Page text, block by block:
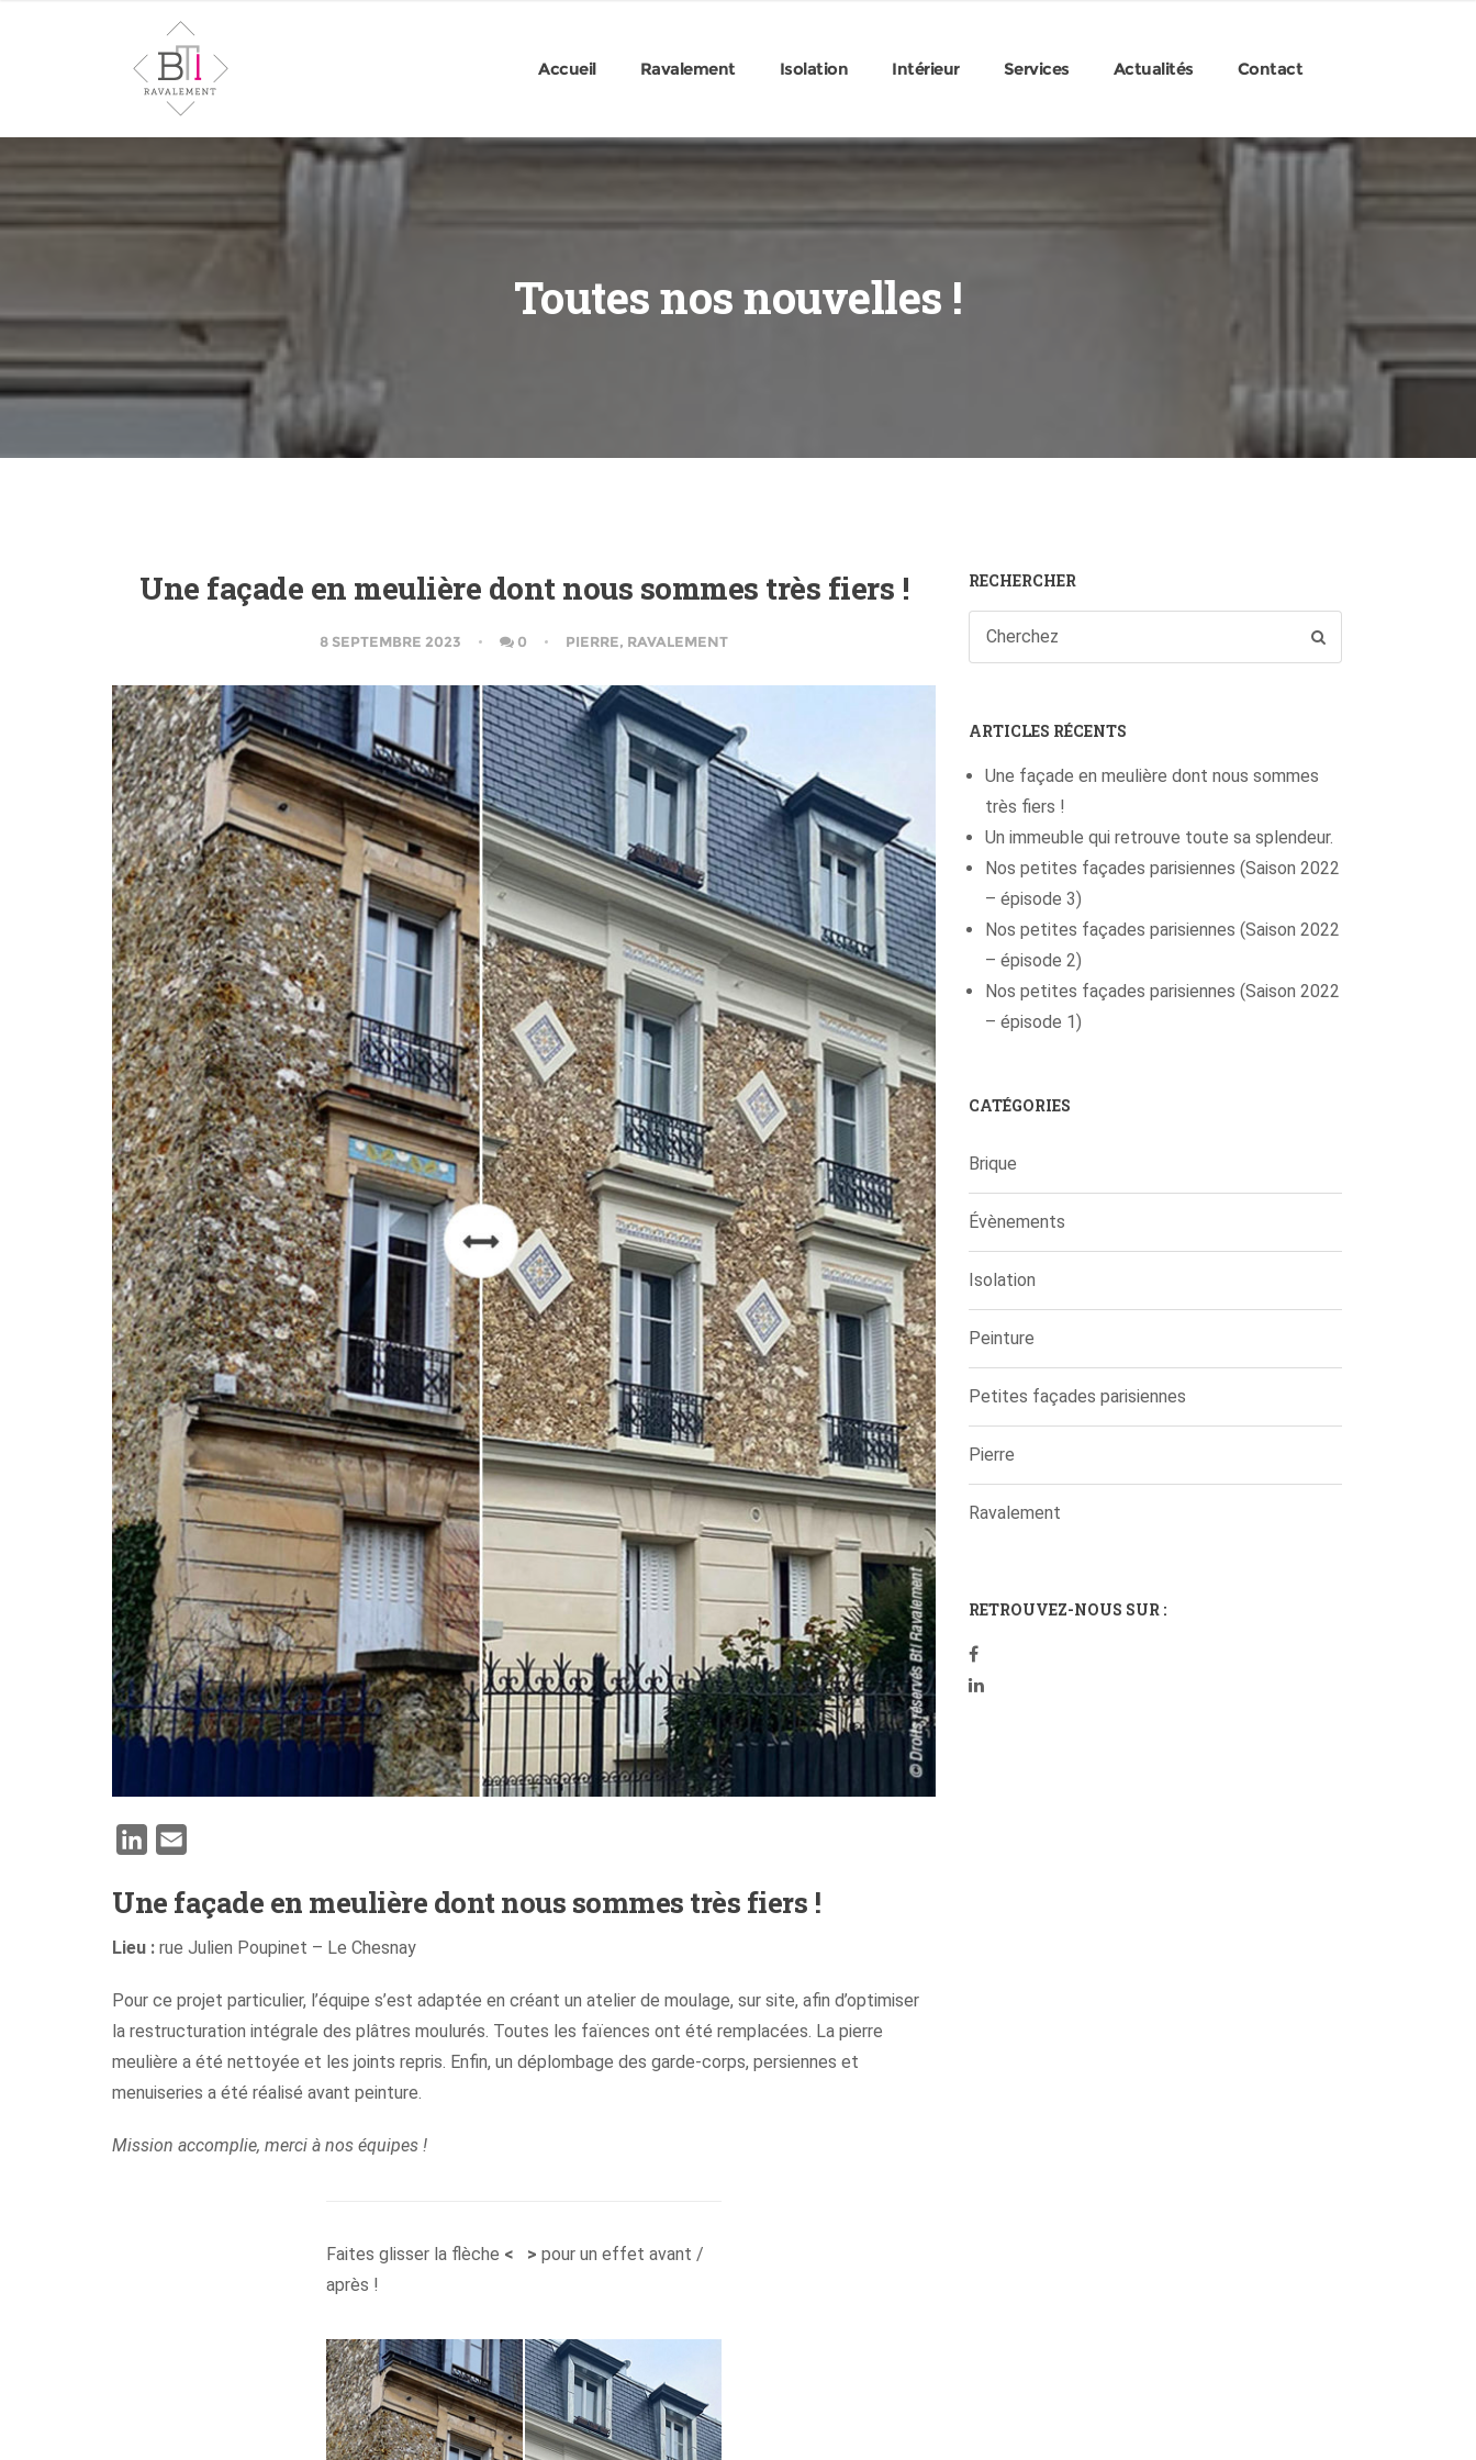
Accueil Ravalement Isolation Intérieur Services Actualités Contact
Toutes nos nouvelles !
Une façade en meulière dont nous sommes très fiers !
8 SEPTEMBRE 2023 0 PIERRE, RAVALEMENT
LinkedIn
Une façade en meulière dont nous sommes très fiers !
Lieu : rue Julien Poupinet – Le Chesnay
Pour ce projet particulier, l’équipe s’est adaptée en créant un atelier de moulage, sur site, afin d’optimiser
la restructuration intégrale des plâtres moulurés. Toutes les faïences ont été remplacées. La pierre
meulière a été nettoyée et les joints repris. Enfin, un déplombage des garde-corps, persiennes et
menuiseries a été réalisé avant peinture.
Mission accomplie, merci à nos équipes !
Faites glisser la flèche < > pour un effet avant /
après !
RECHERCHER
ARTICLES RÉCENTS
Une façade en meulière dont nous sommes
très fiers !
Un immeuble qui retrouve toute sa splendeur.
Nos petites façades parisiennes (Saison 2022
– épisode 3)
Nos petites façades parisiennes (Saison 2022
– épisode 2)
Nos petites façades parisiennes (Saison 2022
– épisode 1)
CATÉGORIES
Brique
Évènements
Isolation
Peinture
Petites façades parisiennes
Pierre
Ravalement
RETROUVEZ-NOUS SUR :